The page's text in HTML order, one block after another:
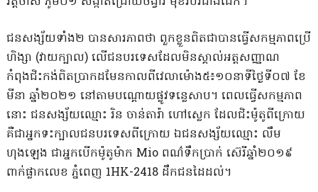
ជនសង្ស័យទាំង២ បានសារភាពថា ពួកខ្លួនពិតជាបានធ្វើសកម្មភាពប្រើ
ហិង្សា (វាយក្បាល) លើជនបរទេសដែលមិនស្គាល់អត្តសញ្ញាណ
កំពុងជិះកង់ពិតប្រាកដមែនកាលពីវេលាម៉ោង៥៖១០នាទីថ្ងៃទី០៧ ខែ
មីនា ឆ្នាំ២០២១ នៅតាមបណ្តោយផ្លូវទន្លេសាប។ ពេលធ្វើសកម្មភាព
នោះ ជនសង្ស័យឈ្មោះ រិន ចាន់តារ៉ា ហៅស្លេក ដែលជិះម៉ូតូពីក្រោយ
គឺជាអ្នកទះក្បាលជនបរទេសពីក្រោយ ឯជនសង្ស័យឈ្មោះ លឹម
ហុងឡេង ជាអ្នកបើកម៉ូតូម៉ាក Mio ពណ៌ទឹកប្រាក់ ស៊េរីឆ្នាំ២០១៩
ពាក់ផ្លាកលេខ ភ្នំពេញ 1HK-2418 ដឹកជនដៃដល់។